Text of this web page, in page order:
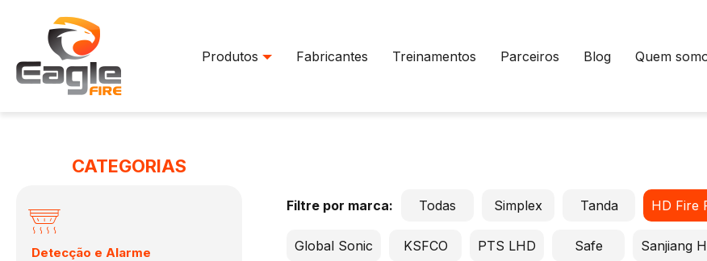
Produtos Fabricantes Treinamentos Parceiros Blog Quem
CATEGORIAS
Detecção e Alarme
Filtre por marca: Todas Simplex Tanda HD Fire
Global Sonic KSFCO PTS LHD Safe Sanjiang